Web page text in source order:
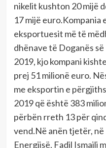
nikelit kushton 20 mijë
17 mijë
eksportuesit më të
dhënave të Doganës
2019, kjo kompani
prej 51 milionë euro.
me eksportin e
2019 që është 383
përbën rreth 13 për
vend.Në anën tjetër,
Energjisë, Fadil Ismajli